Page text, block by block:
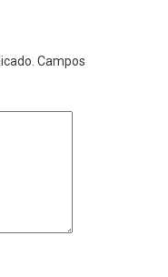
Campos